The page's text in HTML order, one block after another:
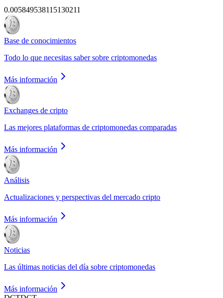
0.005849538115130211
Base de conocimientos
Todo lo que necesitas saber sobre criptomonedas
Más información
Exchanges de cripto
Las mejores plataformas de criptomonedas comparadas
Más información
Análisis
Actualizaciones y perspectivas del mercado cripto
Más información
Noticias
Las últimas noticias del día sobre criptomonedas
Más información